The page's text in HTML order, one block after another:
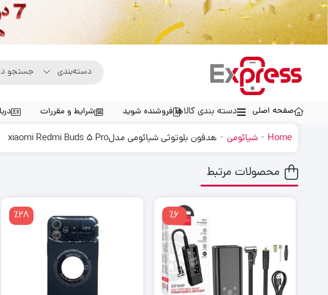
صفحه اصلی دسته بندی کالاهافروشنده شوید شرایط و مقررات
Home
- شیائومی- هدفون بلوتوثی شیائومی مدلxiaomi Redmi Buds 5 Pro
محصولات مرتبط
٪6 ٪28